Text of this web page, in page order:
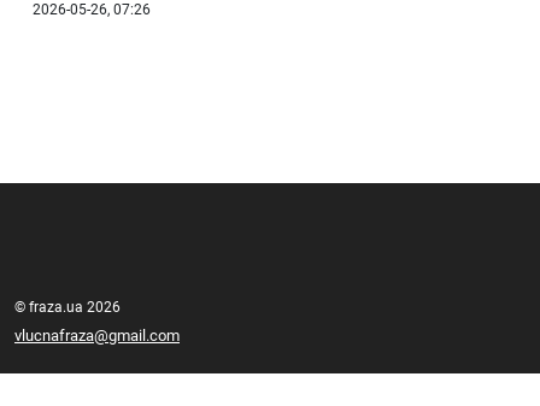
2026-05-26, 07:26
© fraza.ua 2026
vlucnafraza@gmail.com